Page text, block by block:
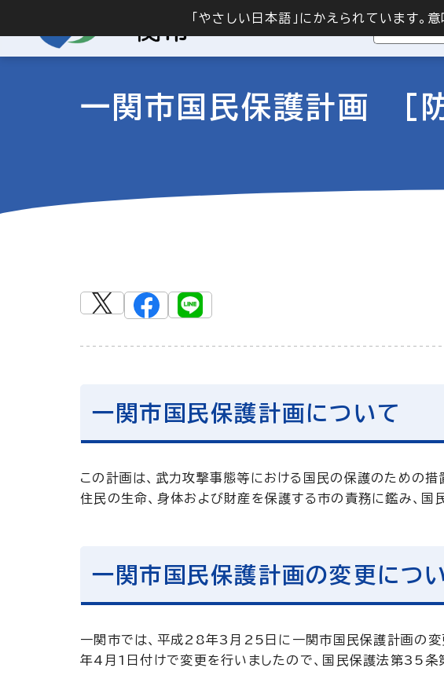
「やさしい日本語」にかえられています。
一関市国民保護計画 [
一関市国民保護計画について
この計画は、武力攻撃事態等における国民の保護のための措
住民の生命、身体および財産を保護する市の責務に鑑み、
一関市国民保護計画の変更につ
一関市では、平成28年3月25日に一関市国民保護計画の
年4月1日付けで変更を行いましたので、国民保護法第35条